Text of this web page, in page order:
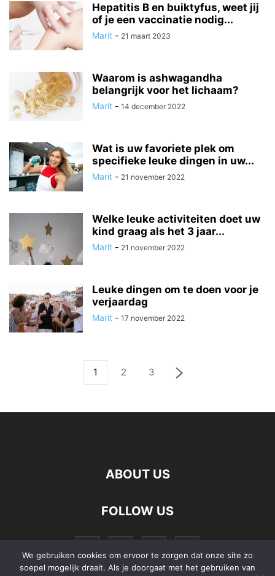
Hepatitis B en buiktyfus, weet jij
of je een vaccinatie nodig...
Marit - 21 maart 2023
Waarom is ashwagandha
belangrijk voor het lichaam?
Marit - 14 december 2022
Wat is uw favoriete plek om
specifieke leuke dingen in uw...
Marit - 21 november 2022
Welke leuke activiteiten doet uw
kind graag als het 3 jaar...
Marit - 21 november 2022
Leuke dingen om te doen voor je
verjaardag
Marit - 17 november 2022
1 2 3
ABOUT US
FOLLOW US
We gebruiken cookies om ervoor te zorgen dat onze site zo
soepel mogelijk draait. Als je doorgaat met het gebruiken van